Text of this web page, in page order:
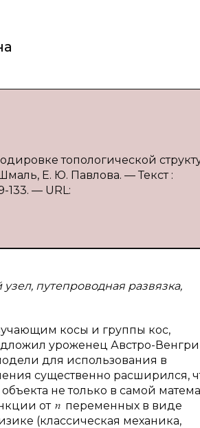
топологической
Е. Ю. Павлова. — Текст :
133. — URL:
путепроводная развязка,
косы и группы кос,
уроженец Австро-
для использования в
существенно расширился,
не только в самой
от
переменных в виде
(классическая механика,